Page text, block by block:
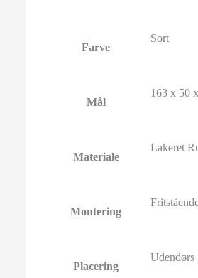
Farve
Sort
Mål
163 x 50
Materiale
Lakeret
Montering
Placering
Udendørs